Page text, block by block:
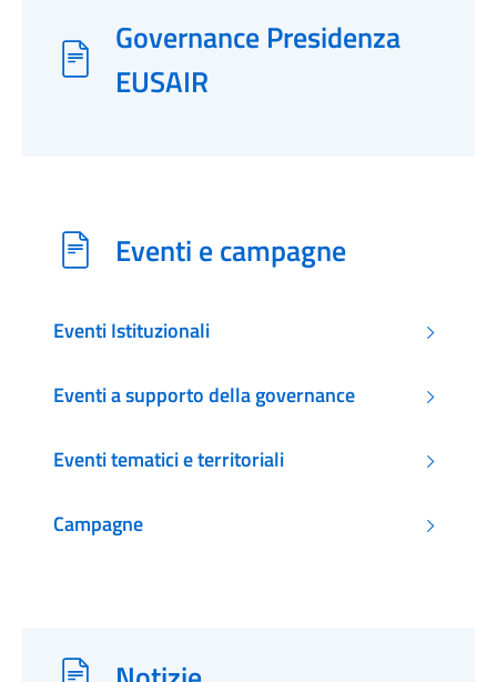
Governance Presidenza
EUSAIR
Eventi e campagne
Eventi Istituzionali
Eventi a supporto della governance
Eventi tematici e territoriali
Campagne